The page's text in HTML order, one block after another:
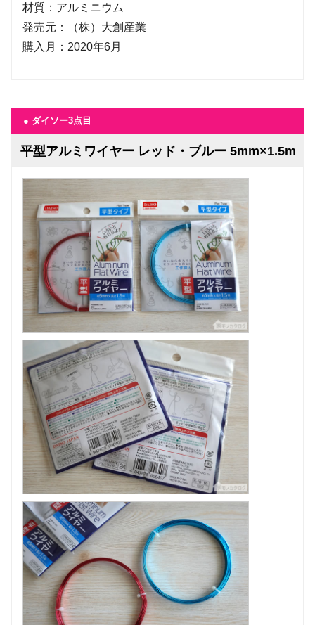
材質：アルミニウム
発売元：（株）大創産業
購入月：2020年6月
● ダイソー3点目
平型アルミワイヤー レッド・ブルー 5mm×1.5m